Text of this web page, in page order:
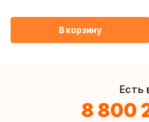
В корзину
Есть
8 800